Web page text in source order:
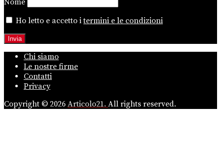
Ho letto e accetto itermini e le condizioni
Chi siamo
Le nostre firme
Contatti
Privacy
Copyright © 2026 Articolo21. All rights reserved.